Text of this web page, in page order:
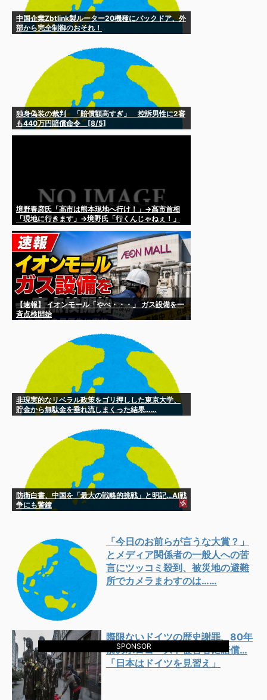
SPONSOR
中国企業Zbtlink製ルーター20機種にバックドア、外
部から完全制御のおそれ！
独身偽装の裁判 「賠償額高すぎ」 控訴男性に2審
も440万円賠償命令 [8/5]
境野春彦氏「高市は熊本現地へ行け！」→高市首相
「現地に行きます」→境野氏「行くんじゃねぇ！」
【速報】 イオンモール「やべ・・・」 ガス設備を一
斉点検開始
非現実的なリベラル政策をゴリ押しした東京大学、
貯金から無駄金を垂れ流しまくった結果……
防衛白書、中国を「最大の戦略的挑戦」と明記…AI戦
争にも警鐘
「今日のお前らが言うな大賞？」
とメディア関係者の一般人への苦
言にツッコミ殺到、被災地の避難
所でカメラまわすのは……
際限ないドイツの歴史謝罪、80年
前のホロコースト被害者に賠償…
「日本はドイツを見習え」